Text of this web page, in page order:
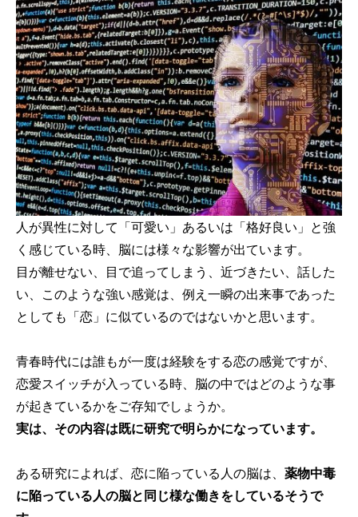
人が異性に対して「可愛い」あるいは「格好良い」と強
く感じている時、脳には様々な影響が出ています。
目が離せない、目で追ってしまう、近づきたい、話した
い、このような強い感覚は、例え一瞬の出来事であった
としても「恋」に似ているのではないかと思います。
青春時代には誰もが一度は経験をする恋の感覚ですが、
恋愛スイッチが入っている時、脳の中ではどのような事
が起きているかをご存知でしょうか。
実は、その内容は既に研究で明らかになっています。
ある研究によれば、恋に陥っている人の脳は、 薬物中毒
に陥っている人の脳と同じ様な働きをしているそうで